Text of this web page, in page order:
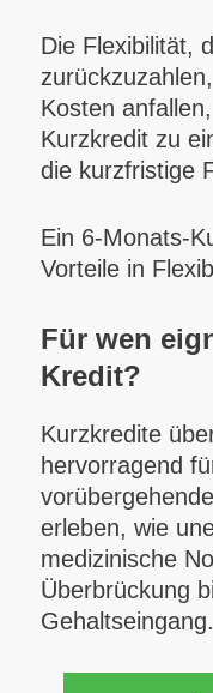
Die Flexibilität,
Kosten
Kurzkredit zu
die kurzfristige
Ein 6-Monats-
Vorteile in
Für wen
Kredit?
Kurzkredite
hervorragend
erleben, wie
medizinische
Überbrückung
Gehaltseingang.